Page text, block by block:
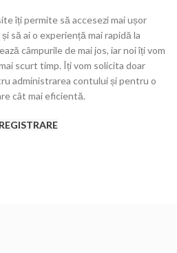
îți permite să accesezi mai ușor
să ai o experiență mai rapidă la
câmpurile de mai jos, iar noi îți vom
scurt timp. Îți vom solicita doar
administrarea contului și pentru o
cât mai eficientă.